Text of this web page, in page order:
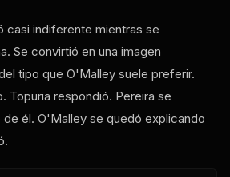
casi indiferente mientras se
Se convirtió en una imagen
tipo que O'Malley suele preferir.
Topuria respondió. Pereira se
él. O'Malley se quedó explicando